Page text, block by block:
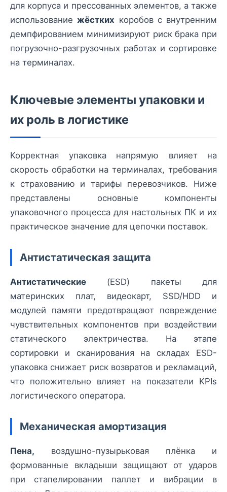
для корпуса и прессованных элементов, а также
использованиежёстких коробов с внутренним
демпфированием минимизируют риск брака при
погрузочно-разгрузочных работах и сортировке
на терминалах.
Ключевые элементы упаковки и
их роль в логистике
Корректная упаковка напрямую влияет на
скорость обработки на терминалах, требования
к страхованию и тарифы перевозчиков. Ниже
представлены основные компоненты
упаковочного процесса для настольных ПК и их
практическое значение для цепочки поставок.
Антистатическая защита
Антистатические (ESD) пакеты для
материнских плат, видеокарт, SSD/HDD и
модулей памяти предотвращают повреждение
чувствительных компонентов при воздействии
статического электричества. На этапе
сортировки и сканирования на складах ESD-
упаковка снижает риск возвратов и рекламаций,
что положительно влияет на показатели KPIs
логистического оператора.
Механическая амортизация
Пена, воздушно-пузырьковая плёнка и
формованные вкладыши защищают от ударов
при стапелировании паллет и вибрации в